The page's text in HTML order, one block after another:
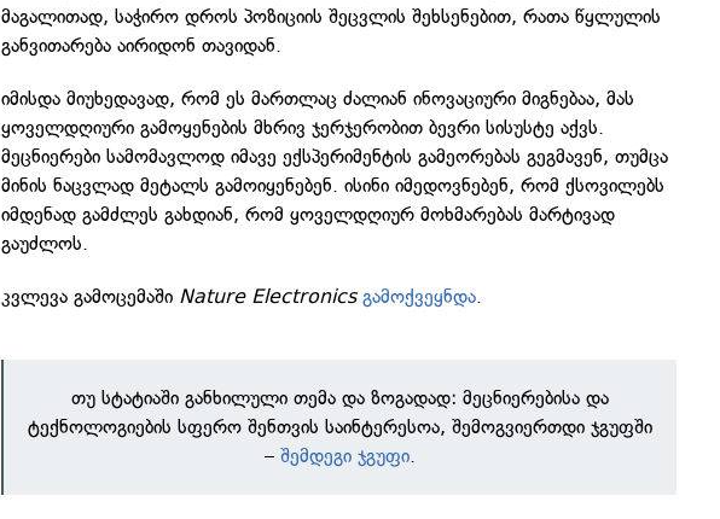
მაგალითად, საჭირო დროს პოზიციის შეცვლის შეხსენებით, რათა წყლულის
განვითარება აირიდონ თავიდან.
იმისდა მიუხედავად, რომ ეს მართლაც ძალიან ინოვაციური მიგნებაა, მას
ყოველდღიური გამოყენების მხრივ ჯერჯერობით ბევრი სისუსტე აქვს.
მეცნიერები სამომავლოდ იმავე ექსპერიმენტის გამეორებას გეგმავენ, თუმცა
მინის ნაცვლად მეტალს გამოიყენებენ. ისინი იმედოვნებენ, რომ ქსოვილებს
იმდენად გამძლეს გახდიან, რომ ყოველდღიურ მოხმარებას მარტივად
გაუძლოს.
კვლევა გამოცემაში Nature Electronicsგამოქვეყნდა.
თუ სტატიაში განხილული თემა და ზოგადად: მეცნიერებისა და
ტექნოლოგიების სფერო შენთვის საინტერესოა, შემოგვიერთდი ჯგუფში
–შემდეგი ჯგუფი.